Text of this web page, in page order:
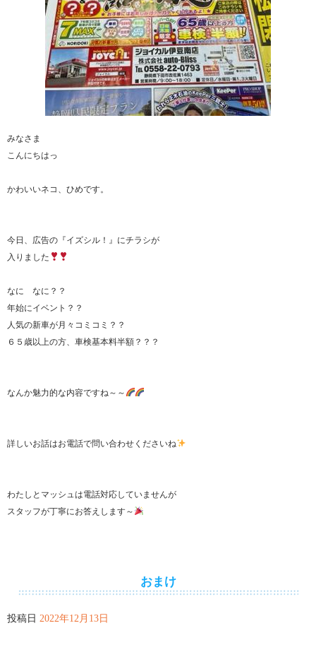
みなさま
こんにちはっ
かわいいネコ、ひめです。
今日、広告の『イズシル！』にチラシが
入りました
なに なに？？
年始にイベント？？
人気の新車が月々コミコミ？？
６５歳以上の方、車検基本料半額？？？
なんか魅力的な内容ですね～～
詳しいお話はお電話で問い合わせくださいね
わたしとマッシュは電話対応していませんが
スタッフが丁寧にお答えします～
おまけ
投稿日 2022年12月13日